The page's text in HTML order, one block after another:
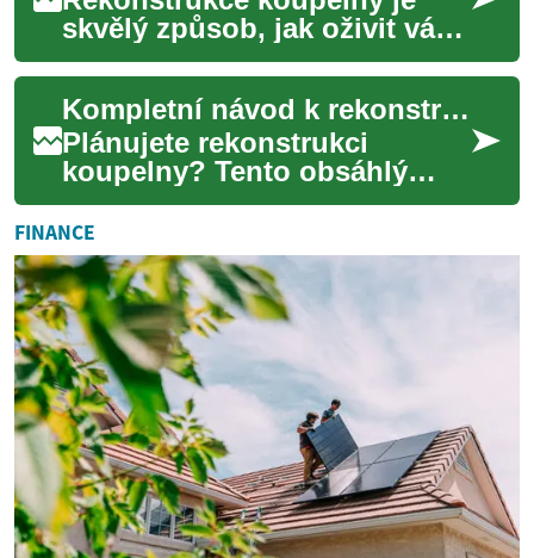
skvělý způsob, jak oživit váš
domov a zvýšit jeho hodnotu.
Zejména v malých prostorech
může ...
Kompletní návod k rekonstrukci koupelny: tipy a ceny
Plánujete rekonstrukci
koupelny? Tento obsáhlý
průvodce vám pomůže vybrat
správné materiály, funkční
vybavení, úložné...
FINANCE